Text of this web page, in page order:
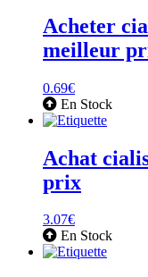
Acheter
meilleur
0.69€
En Stock
Achat
prix
3.07€
En Stock